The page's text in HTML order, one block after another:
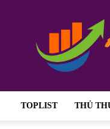
TOPLIST THỦ